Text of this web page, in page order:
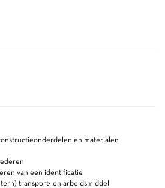
en materialen
van een identificatie
transport- en arbeidsmiddel